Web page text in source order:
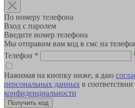
По номеру телефона
Вход с паролем
Введите номер телефона
Мы отправим вам код в смс на
Телефон *
Нажимая на кнопку ниже, я даю
персональных данных в соответствии
конфиденциальности